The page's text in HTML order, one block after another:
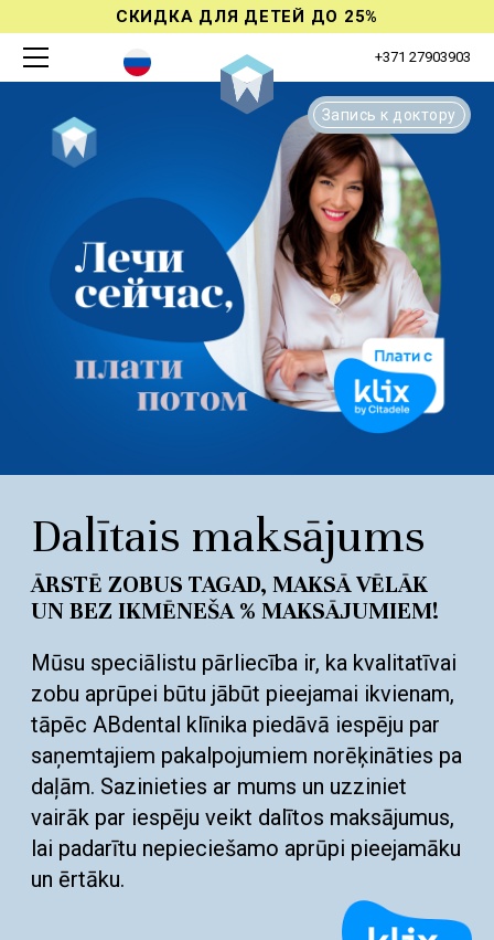
СКИДКА ДЛЯ ДЕТЕЙ ДО 25%
+371 27903903
Запись к доктору
Dalītais maksājums
ĀRSTĒ ZOBUS TAGAD, MAKSĀ VĒLĀK
UN BEZ IKMĒNEŠA % MAKSĀJUMIEM!
Mūsu speciālistu pārliecība ir, ka kvalitatīvai
zobu aprūpei būtu jābūt pieejamai ikvienam,
tāpēc ABdental klīnika piedāvā iespēju par
saņemtajiem pakalpojumiem norēķināties pa
daļām. Sazinieties ar mums un uzziniet
vairāk par iespēju veikt dalītos maksājumus,
lai padarītu nepieciešamo aprūpi pieejamāku
un ērtāku.